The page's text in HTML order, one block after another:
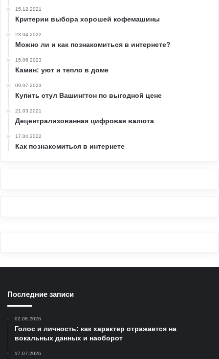
15.12.2021
Критерии выбора хорошей кофемашины
23.04.2022
Можно ли и как познакомиться в интернете?
15.06.2023
Камин: уют и тепло в доме
09.07.2023
Купить стул Вашингтон по выгодной цене
21.03.2021
Децентрализованная цифровая валюта
17.04.2022
Как познакомиться в интернете
Последние записи
02.08.2026
Голос и личность: как характер отражается на
вокальных данных и наоборот
17.07.2026